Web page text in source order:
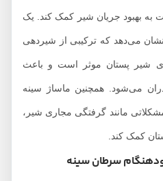
جریان شیر کمک کند. یک
در سال 1994 نشان می‌دهد که ترکیبی از شیردهی
پستان موثر است و باعث
همچنین ماساژ سینه
مانند گرفتگی مجاری شیر،
کند.
سرطان سینه